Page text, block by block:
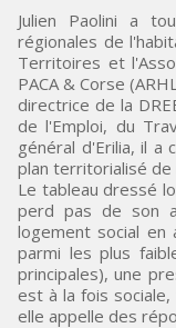
Julien Paolini a tout d’abord pris part aux Rencontres
régionales de
Territoires et
PACA & Corse
directrice de la
de l'Emploi, du
général d'Erilia, il a
plan territorialisé de
Le tableau dressé
perd pas de son
logement social en
parmi les plus
principales), une
est à la fois
elle appelle des